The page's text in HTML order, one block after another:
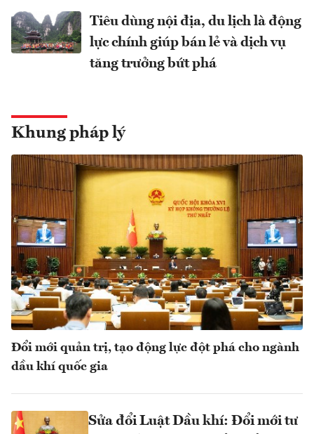
Tiêu dùng nội địa, du lịch là động
lực chính giúp bán lẻ và dịch vụ
tăng trưởng bứt phá
Khung pháp lý
Đổi mới quản trị, tạo động lực đột phá cho ngành
dầu khí quốc gia
Sửa đổi Luật Dầu khí: Đổi mới tư